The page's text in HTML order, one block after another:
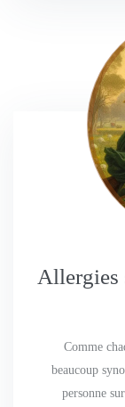
Allergies
Comme
beaucoup
personne